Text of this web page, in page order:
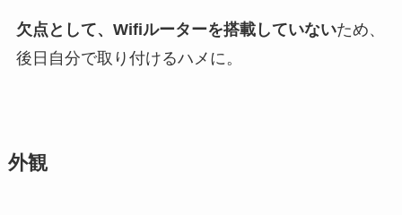
欠点として、Wifiルーターを搭載していないため、
後日自分で取り付けるハメに。
外観